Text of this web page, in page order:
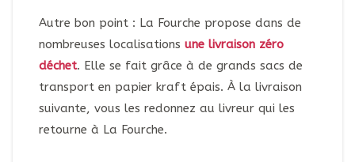
Autre bon point : La Fourche propose dans de
nombreuses localisations une livraison zéro
déchet. Elle se fait grâce à de grands sacs de
transport en papier kraft épais. À la livraison
suivante, vous les redonnez au livreur qui les
retourne à La Fourche.